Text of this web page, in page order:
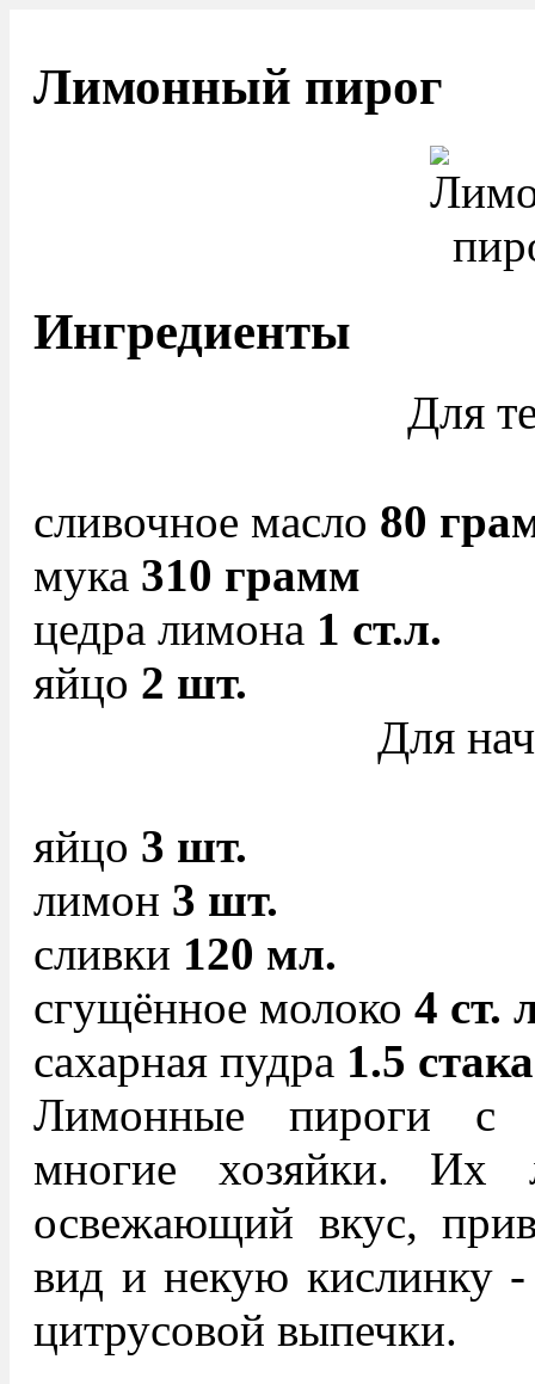
Лимонный пирог
Ингредиенты
Для
сливочное масло 80
мука 310 грамм
цедра лимона 1 ст.л.
яйцо 2 шт.
Для
яйцо 3 шт.
лимон 3 шт.
сливки 120 мл.
сгущённое молоко 4 ст.
сахарная пудра 1.5
Лимонные пироги с
многие хозяйки. Их
освежающий вкус,
вид и некую кислинку -
цитрусовой выпечки.